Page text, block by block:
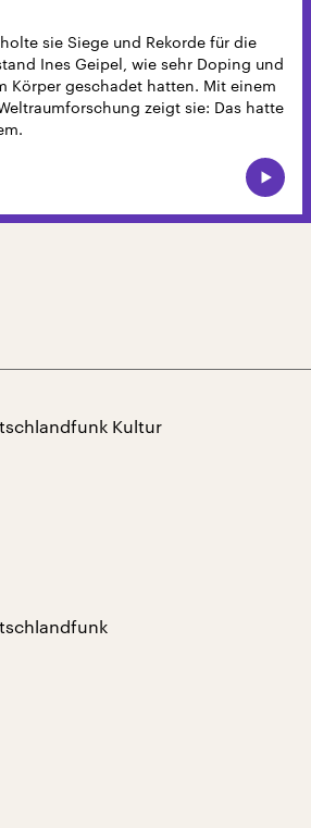
sie Siege und Rekorde für die
Ines Geipel, wie sehr Doping und
Körper geschadet hatten. Mit einem
zeigt sie: Das hatte
Kultur